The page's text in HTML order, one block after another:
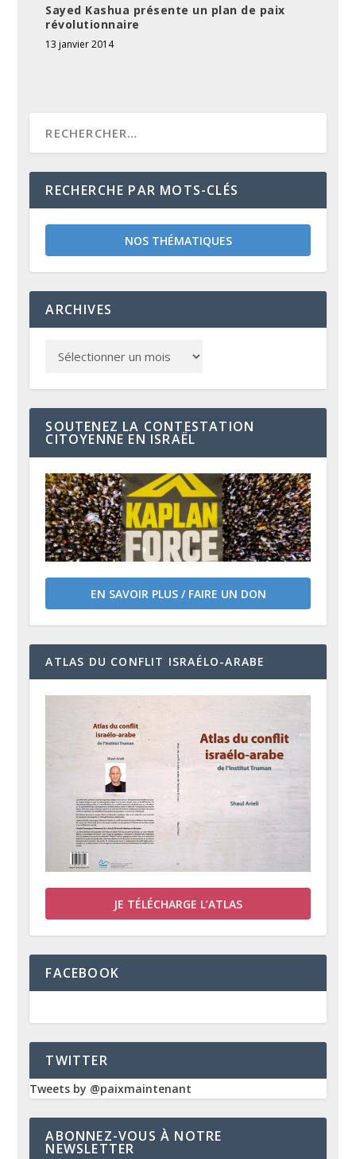
Sayed Kashua présente un plan de paix
révolutionnaire
13 janvier 2014
RECHERCHE PAR MOTS-CLÉS
NOS THÉMATIQUES
ARCHIVES
SOUTENEZ LA CONTESTATION
CITOYENNE EN ISRAËL
EN SAVOIR PLUS / FAIRE UN DON
ATLAS DU CONFLIT ISRAÉLO-ARABE
JE TÉLÉCHARGE L’ATLAS
FACEBOOK
TWITTER
Tweets by @paixmaintenant
ABONNEZ-VOUS À NOTRE
NEWSLETTER